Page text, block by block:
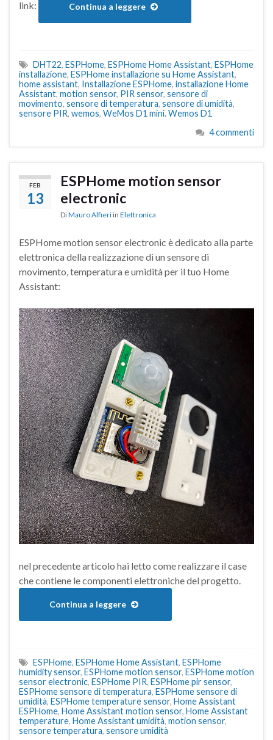
link: Continua a leggere
DHT22, ESPHome, ESPHome Home Assistant, ESPHome
installazione, ESPHome installazione su Home Assistant,
home assistant, Installazione ESPHome, installazione Home
Assistant, motion sensor, PIR sensor, sensore di
movimento, sensore di temperatura, sensore di umidità,
sensore PIR, wemos, WeMos D1 mini. Wemos D1
4 commenti
FEB
13
ESPHome motion sensor
electronic
DiMauro Alfieri in Elettronica
ESPHome motion sensor electronic è dedicato alla parte
elettronica della realizzazione di un sensore di
movimento, temperatura e umidità per il tuo Home
Assistant:
nel precedente articolo hai letto come realizzare il case
che contiene le componenti elettroniche del progetto.
Continua a leggere
ESPHome, ESPHome Home Assistant, ESPHome
humidity sensor, ESPHome motion sensor, ESPHome motion
sensor electronic, ESPHome PIR, ESPHome pir sensor,
ESPHome sensore di temperatura, ESPHome sensore di
umidità, ESPHome temperature sensor, Home Assistant
ESPHome, Home Assistant motion sensor, Home Assistant
temperature, Home Assistant umidità, motion sensor,
sensore temperatura, sensore umidità